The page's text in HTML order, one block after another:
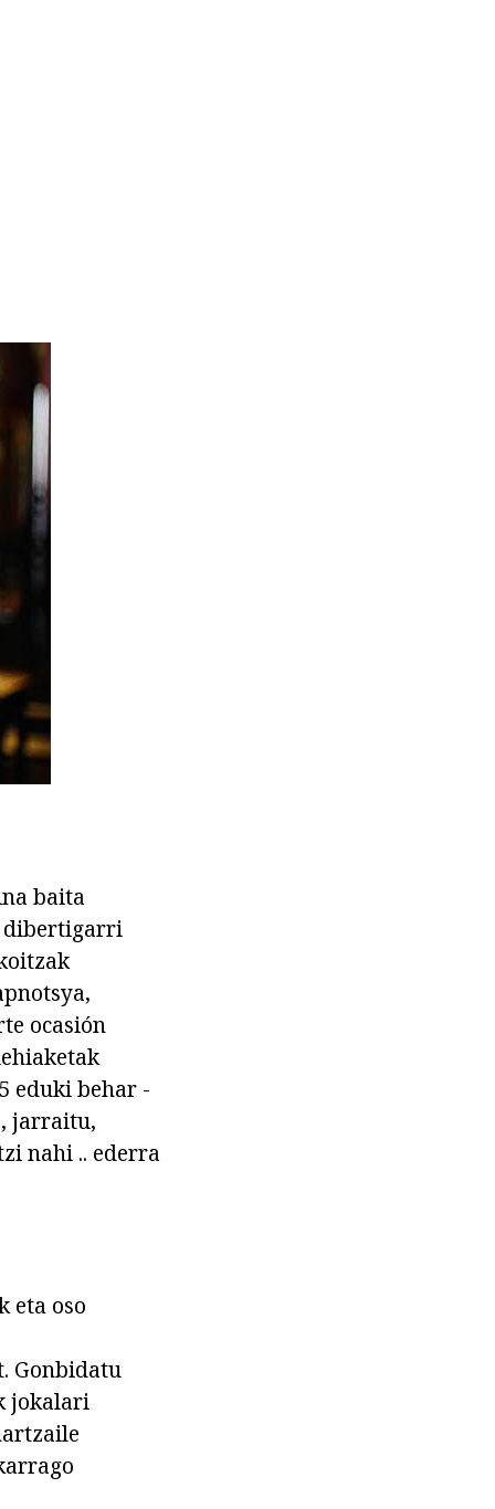
baita
dibertigarri
ocasión
eduki behar -
jarraitu,
nahi .. ederra
eta oso
Gonbidatu
jokalari